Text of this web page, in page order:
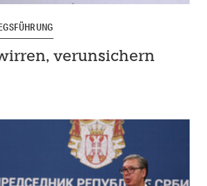
verunsichern